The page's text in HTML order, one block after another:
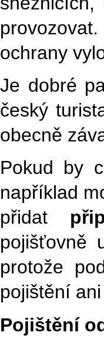
ochrany
Je dobré
český
obecně
Pokud by
například
přidat
pojišťovně
protože
pojištění
Pojištění